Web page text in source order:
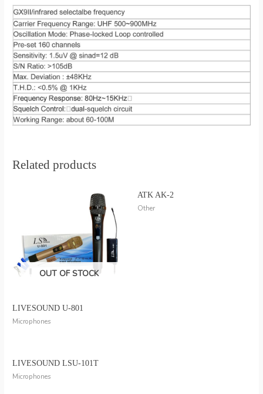
Related products
OUT OF STOCK
LIVESOUND U-801
Microphones
ATK AK-2
Other
LIVESOUND LSU-101T
Microphones